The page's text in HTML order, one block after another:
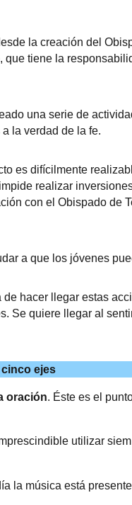
la creación del
tiene la
una serie de
la verdad de la fe.
es difícilmente
realizar
con el Obispado de
a que los jóvenes
hacer llegar estas
Se quiere llegar al
ejes
oración. Éste es el
utilizar
la música está